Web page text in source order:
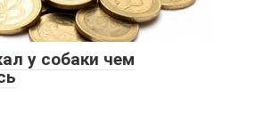
у собаки чем